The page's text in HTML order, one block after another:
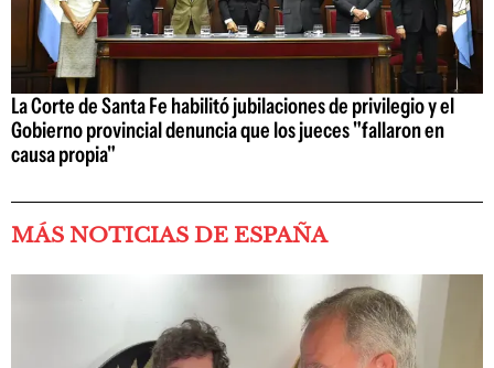
La Corte de Santa Fe habilitó jubilaciones de privilegio y el
Gobierno provincial denuncia que los jueces "fallaron en
causa propia"
MÁS NOTICIAS DE ESPAÑA